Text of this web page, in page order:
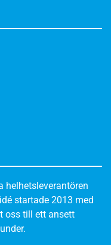
helhetsleverantören
startade 2013 med
oss till ett ansett